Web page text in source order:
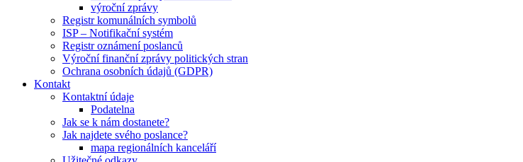
výroční zprávy
Registr komunálních symbolů
ISP – Notifikační systém
Registr oznámení poslanců
Výroční finanční zprávy politických stran
Ochrana osobních údajů (GDPR)
Kontakt
Kontaktní údaje
Podatelna
Jak se k nám dostanete?
Jak najdete svého poslance?
mapa regionálních kanceláří